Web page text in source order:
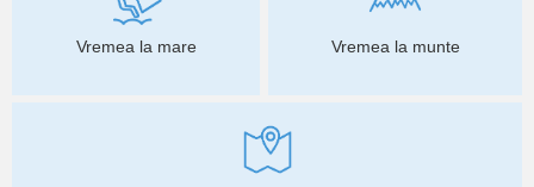
Vremea la mare Vremea la munte